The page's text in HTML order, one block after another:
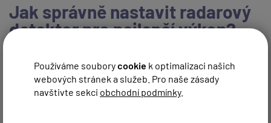
Používáme souborycookie k optimalizaci našich
webových stránek a služeb. Pro naše zásady
navštivte sekci obchodní podmínky.
Jak správně nastavit radarový
detektor pro nejlepší výkon?
NAPSAT NOVÝ PŘÍSPĚVEK
ZRUŠIT HLEDÁNÍ